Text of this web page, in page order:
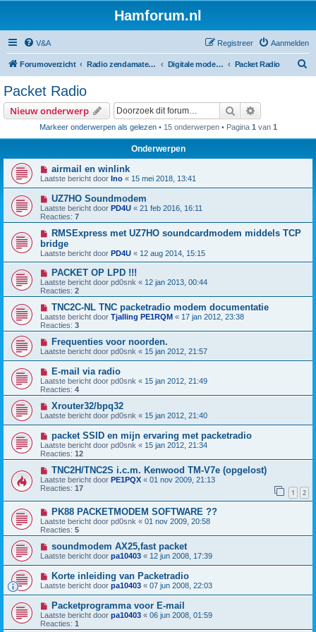
Hamforum.nl
V&A Aanmelden
Registreer
Forumoverzicht Radio zendamateur, luisteramateur en elektronica zelfbouw Digitale modes en morse (CW) Packet Radio
Packet Radio
Nieuw onderwerp Zoek
Markeer onderwerpen als gelezen• 15 onderwerpen • Pagina 1 van 1
Onderwerpen
airmail en winlink
Laatste bericht door Ino « 15 mei 2018, 13:41
UZ7HO Soundmodem
Laatste bericht door PD4U « 21 feb 2016, 16:11
Reacties: 7
RMSExpress met UZ7HO soundcardmodem middels TCP
bridge
Laatste bericht door PD4U « 12 aug 2014, 15:15
PACKET OP LPD !!!
Laatste bericht door pd0snk « 12 jan 2013, 00:44
Reacties: 2
TNC2C-NL TNC packetradio modem documentatie
Laatste bericht door Tjalling PE1RQM « 17 jan 2012, 23:38
Reacties: 3
Frequenties voor noorden.
Laatste bericht door pd0snk « 15 jan 2012, 21:57
E-mail via radio
Laatste bericht door pd0snk « 15 jan 2012, 21:49
Reacties: 4
Xrouter32/bpq32
Laatste bericht door pd0snk « 15 jan 2012, 21:40
packet SSID en mijn ervaring met packetradio
Laatste bericht door pd0snk « 15 jan 2012, 21:34
Reacties: 12
TNC2H/TNC2S i.c.m. Kenwood TM-V7e (opgelost)
Laatste bericht door PE1PQX « 01 nov 2009, 21:13
Reacties: 17 1 2
PK88 PACKETMODEM SOFTWARE ??
Laatste bericht door pd0snk « 01 nov 2009, 20:58
Reacties: 5
soundmodem AX25,fast packet
Laatste bericht door pa10403 « 12 jun 2008, 17:39
Korte inleiding van Packetradio
Laatste bericht door pa10403 « 07 jun 2008, 22:03
Packetprogramma voor E-mail
Laatste bericht door pa10403 « 06 jun 2008, 01:59
Reacties: 1